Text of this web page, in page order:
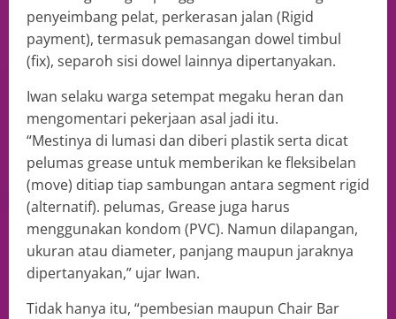
penyeimbang pelat, perkerasan jalan (Rigid
payment), termasuk pemasangan dowel timbul
(fix), separoh sisi dowel lainnya dipertanyakan.
Iwan selaku warga setempat megaku heran dan
mengomentari pekerjaan asal jadi itu.
“Mestinya di lumasi dan diberi plastik serta dicat
pelumas grease untuk memberikan ke fleksibelan
(move) ditiap tiap sambungan antara segment rigid
(alternatif). pelumas, Grease juga harus
menggunakan kondom (PVC). Namun dilapangan,
ukuran atau diameter, panjang maupun jaraknya
dipertanyakan,” ujar Iwan.
Tidak hanya itu, “pembesian maupun Chair Bar